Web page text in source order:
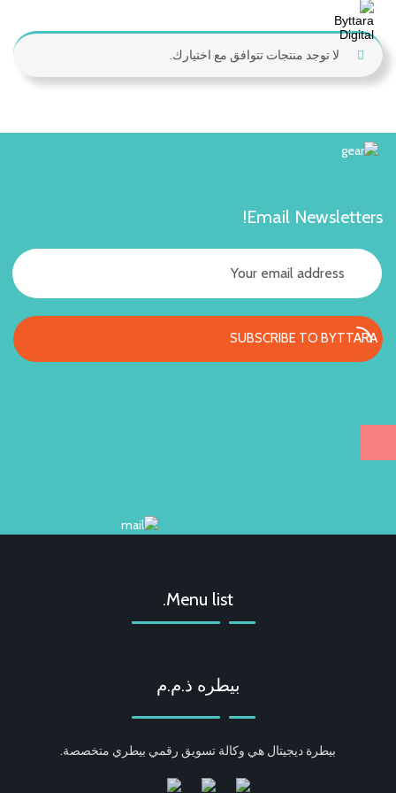
لا توجد منتجات تتوافق مع اختيارك.
Email Newsletters!
SUBSCRIBE TO BYTTARA
بيطره ذ.م.م
بيطرة ديجيتال هي وكالة تسويق رقمي بيطري متخصصة.
Menu list.